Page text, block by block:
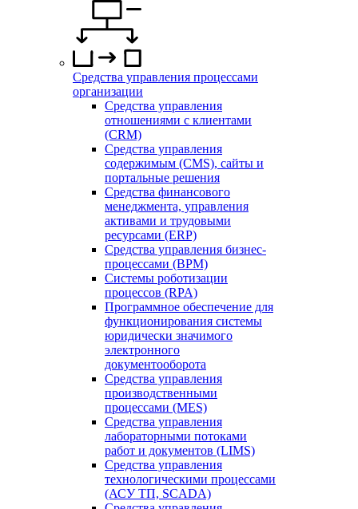
Средства управления процессами
организации
Средства управления
отношениями с клиентами
(CRM)
Средства управления
содержимым (CMS), сайты и
портальные решения
Средства финансового
менеджмента, управления
активами и трудовыми
ресурсами (ERP)
Средства управления бизнес-
процессами (BPM)
Системы роботизации
процессов (RPA)
Программное обеспечение для
функционирования системы
юридически значимого
электронного
документооборота
Средства управления
производственными
процессами (MES)
Средства управления
лабораторными потоками
работ и документов (LIMS)
Средства управления
технологическими процессами
(АСУ ТП, SCADA)